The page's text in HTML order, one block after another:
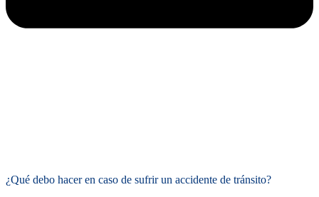
¿Qué debo hacer en caso de sufrir un accidente de tránsito?